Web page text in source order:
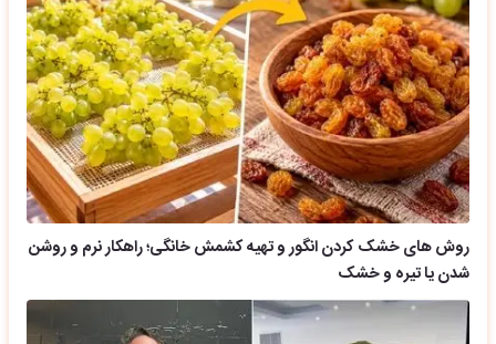
روش های خشک کردن انگور و تهیه کشمش خانگی؛ راهکار نرم و روشن
شدن یا تیره و خشک